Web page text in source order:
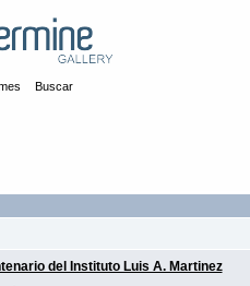
Buscar
del Instituto Luis A. Martinez